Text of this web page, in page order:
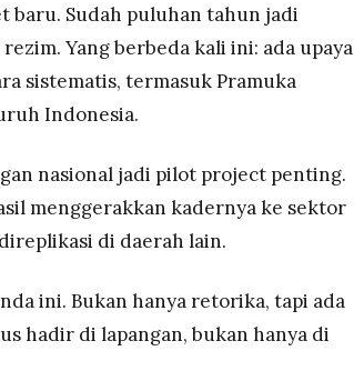
baru. Sudah puluhan tahun jadi
Yang berbeda kali ini: ada upaya
sistematis, termasuk Pramuka
Indonesia.
nasional jadi pilot project penting.
menggerakkan kadernya ke sektor
di daerah lain.
ini. Bukan hanya retorika, tapi ada
hadir di lapangan, bukan hanya di